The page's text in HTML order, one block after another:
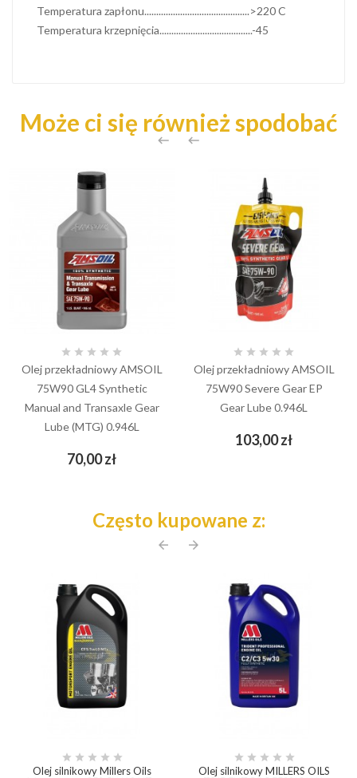
Temperatura zapłonu............................................>220 C
Temperatura krzepnięcia.......................................-45
Może ci się również spodobać
 
    
Olej przekładniowy AMSOIL
75W90 GL4 Synthetic
Manual and Transaxle Gear
Lube (MTG) 0.946L
70,00 złCena
    
Olej przekładniowy AMSOIL
75W90 Severe Gear EP
Gear Lube 0.946L
103,00 złCena
Często kupowane z:
arrow_back arrow_forward
    
Olej silnikowy Millers Oils
    
Olej silnikowy MILLERS OILS